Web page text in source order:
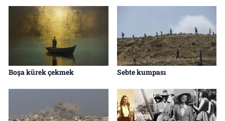
Boşa kürek çekmek Sebte kumpası